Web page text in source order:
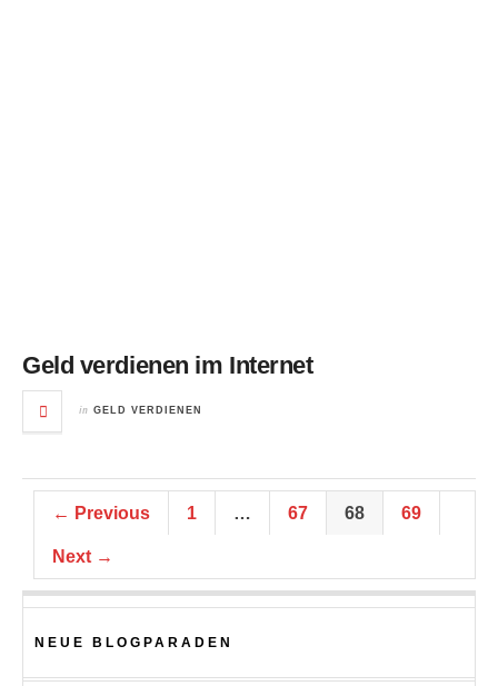
Geld verdienen im Internet
in GELD VERDIENEN
← Previous 1 … 67 68 69
Next →
NEUE BLOGPARADEN